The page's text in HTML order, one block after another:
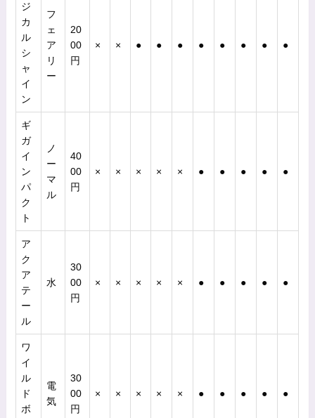
ジ
カ
ル
シ
ャ
イ
ン
フ
ェ
ア
リ
ー
20
00
円
× × ● ● ● ● ● ● ● ●
ギ
ガ
イ
ン
パ
ク
ト
ノ
ー
マ
ル
40
00
円
× × × × × ● ● ● ● ●
ア
ク
ア
テ
ー
ル
水
30
00
円
× × × × × ● ● ● ● ●
ワ
イ
ル
ド
ボ
電
気
30
00
円
× × × × × ● ● ● ● ●